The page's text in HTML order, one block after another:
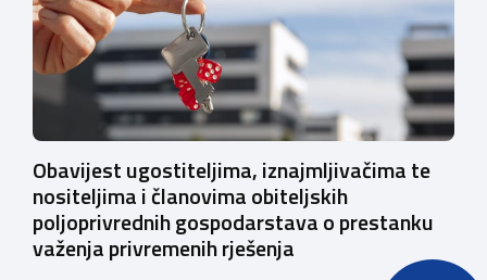
Obavijest ugostiteljima, iznajmljivačima te
nositeljima i članovima obiteljskih
poljoprivrednih gospodarstava o prestanku
važenja privremenih rješenja